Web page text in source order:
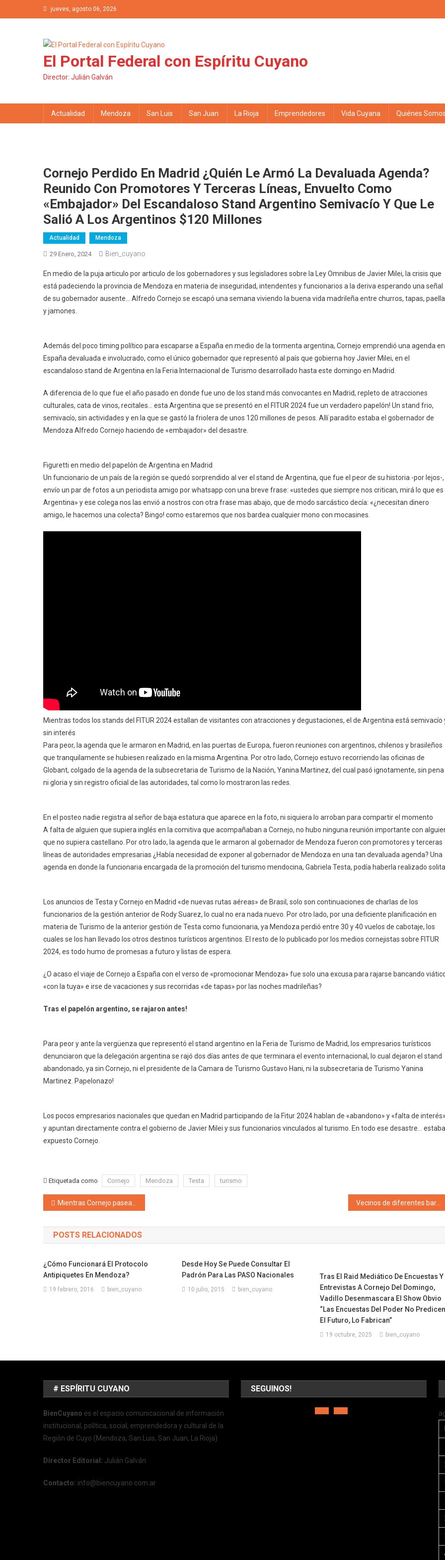
Saltar al contenidojueves, agosto 06, 2026
El Portal Federal con Espíritu Cuyano
Director: Julián Galván
Actualidad Mendoza San Luis San Juan La Rioja Emprendedores Vida Cuyana Quiénes
Cornejo Perdido En Madrid ¿Quién Le Armó La Devaluada Agenda?
Reunido Con Promotores Y Terceras Líneas, Envuelto Como
«embajador» Del Escandaloso Stand Argentino Semivacío Y Que Le
Salió A Los Argentinos $120 Millones
Actualidad Mendoza
29 Enero, 2024 Bien_cuyano
En medio de la puja articulo por articulo de los gobernadores y sus legisladores sobre la Ley Omnibus de Javier Milei, la crisis que
está padeciendo la provincia de Mendoza en materia de inseguridad, intendentes y funcionarios a la deriva esperando una señal
de su gobernador ausente… Alfredo Cornejo se escapó una semana viviendo la buena vida madrileña entre churros, tapas,
y jamones.
Además del poco timing político para escaparse a España en medio de la tormenta argentina, Cornejo emprendió una agenda en
España devaluada e involucrado, como el único gobernador que representó al país que gobierna hoy Javier Milei, en el
escandaloso stand de Argentina en la Feria Internacional de Turismo desarrollado hasta este domingo en Madrid.
A diferencia de lo que fue el año pasado en donde fue uno de los stand más convocantes en Madrid, repleto de atracciones
culturales, cata de vinos, recitales… esta Argentina que se presentó en el FITUR 2024 fue un verdadero papelón! Un stand frio,
semivacío, sin actividades y en la que se gastó la friolera de unos 120 millones de pesos. Allí paradito estaba el gobernador de
Mendoza Alfredo Cornejo haciendo de «embajador» del desastre.
Figuretti en medio del papelón de Argentina en Madrid
Un funcionario de un país de la región se quedó sorprendido al ver el stand de Argentina, que fue el peor de su historia -por lejos-,
envío un par de fotos a un periodista amigo por whatsapp con una breve frase: «ustedes que siempre nos critican, mirá lo que es
Argentina» y ese colega nos las envió a nostros con otra frase mas abajo, que de modo sarcástico decía: «¿necesitan dinero
amigo, le hacemos una colecta? Bingo! como estaremos que nos bardea cualquier mono con mocasines.
Mientras todos los stands del FITUR 2024 estallan de visitantes con atracciones y degustaciones, el de Argentina está semivacío
sin interés
Para peor, la agenda que le armaron en Madrid, en las puertas de Europa, fueron reuniones con argentinos, chilenos y brasileños
que tranquilamente se hubiesen realizado en la misma Argentina. Por otro lado, Cornejo estuvo recorriendo las oficinas de
Globant, colgado de la agenda de la subsecretaria de Turismo de la Nación, Yanina Martinez, del cual pasó ignotamente, sin pena
ni gloria y sin registro oficial de las autoridades, tal como lo mostraron las redes.
En el posteo nadie registra al señor de baja estatura que aparece en la foto, ni siquiera lo arroban para compartir el momento
A falta de alguien que supiera inglés en la comitiva que acompañaban a Cornejo, no hubo ninguna reunión importante con
que no supiera castellano. Por otro lado, la agenda que le armaron al gobernador de Mendoza fueron con promotores y terceras
líneas de autoridades empresarias ¿Había necesidad de exponer al gobernador de Mendoza en una tan devaluada agenda? Una
agenda en donde la funcionaria encargada de la promoción del turismo mendocina, Gabriela Testa, podía haberla realizado
Los anuncios de Testa y Cornejo en Madrid «de nuevas rutas aéreas» de Brasil, solo son continuaciones de charlas de los
funcionarios de la gestión anterior de Rody Suarez, lo cual no era nada nuevo. Por otro lado, por una deficiente planificación en
materia de Turismo de la anterior gestión de Testa como funcionaria, ya Mendoza perdió entre 30 y 40 vuelos de cabotaje, los
cuales se los han llevado los otros destinos turísticos argentinos. El resto de lo publicado por los medios cornejistas sobre FITUR
2024, es todo humo de promesas a futuro y listas de espera.
¿O acaso el viaje de Cornejo a España con el verso de «promocionar Mendoza» fue solo una excusa para rajarse bancando
«con la tuya» e irse de vacaciones y sus recorridas «de tapas» por las noches madrileñas?
Tras el papelón argentino, se rajaron antes!
Para peor y ante la vergüenza que representó el stand argentino en la Feria de Turismo de Madrid, los empresarios turísticos
denunciaron que la delegación argentina se rajó dos días antes de que terminara el evento internacional, lo cual dejaron el stand
abandonado, ya sin Cornejo, ni el presidente de la Camara de Turismo Gustavo Hani, ni la subsecretaria de Turismo Yanina
Martinez. Papelonazo!
Los pocos empresarios nacionales que quedan en Madrid participando de la Fitur 2024 hablan de «abandono» y «falta de
y apuntan directamente contra el gobierno de Javier Milei y sus funcionarios vinculados al turismo. En todo ese desastre… estaba
expuesto Cornejo.
Etiquetada como Cornejo Mendoza Testa turismo
Navegación de entradas
Mientras Cornejo pasea por España, «el gobernador» Kerchner junto a la ministra de Seguridad Rus y el ministro de Defensa Nacional Petri se sacan fotitos con las mulas, en ese momento balean casa de la mujer que denunció un bunker narco en Godoy Cruz
POSTS RELACIONADOS
¿Cómo Funcionará El Protocolo
Antipiquetes En Mendoza?
19 febrero, 2016 bien_cuyano
Desde Hoy Se Puede Consultar El
Padrón Para Las PASO Nacionales
10 julio, 2015 bien_cuyano
Tras El Raid Mediático De Encuestas Y
Entrevistas A Cornejo Del Domingo,
Vadillo Desenmascara El Show Obvio
“Las Encuestas Del Poder No
El Futuro, Lo Fabrican”
19 octubre, 2025 bien_cuyano
# ESPÍRITU CUYANO
BienCuyano es el espacio comunicacional de información
institucional, política, social, emprendedora y cultural de la
Región de Cuyo (Mendoza, San Luis, San Juan, La Rioja)
Director Editorial: Julián Galván
Contacto: info@biencuyano.com.ar
SEGUINOS!